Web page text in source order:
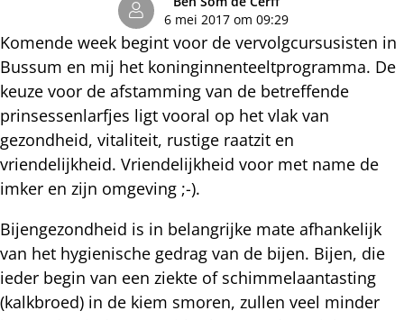
6 mei 2017 om 09:29
Komende week begint voor de vervolgcursusisten in
Bussum en mij het koninginnenteeltprogramma. De
keuze voor de afstamming van de betreffende
prinsessenlarfjes ligt vooral op het vlak van
gezondheid, vitaliteit, rustige raatzit en
vriendelijkheid. Vriendelijkheid voor met name de
imker en zijn omgeving ;-).
Bijengezondheid is in belangrijke mate afhankelijk
van het hygienische gedrag van de bijen. Bijen, die
ieder begin van een ziekte of schimmelaantasting
(kalkbroed) in de kiem smoren, zullen veel minder